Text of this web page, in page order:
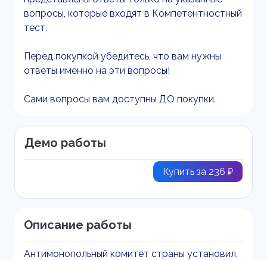
вопросы, которые входят в Компетентностный
тест.
Перед покупкой убедитесь, что вам нужны
ответы именно на эти вопросы!
Сами вопросы вам доступны ДО покупки.
Демо работы
Купить за 236 ₽
Описание работы
Антимонопольный комитет страны установил,